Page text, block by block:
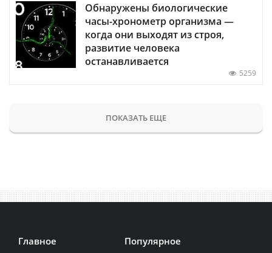
Обнаружены биологические
часы-хронометр организма —
когда они выходят из строя,
развитие человека
останавливается
5259
ПОКАЗАТЬ ЕЩЕ
Главное Популярное